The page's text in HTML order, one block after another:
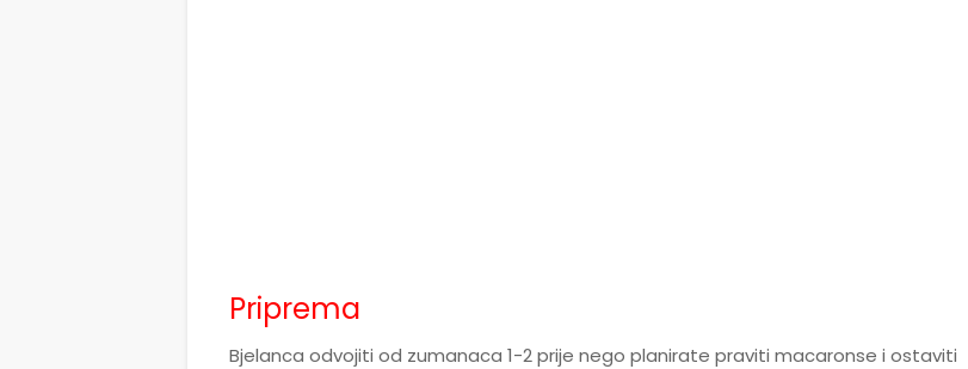
Priprema
Bjelanca odvojiti od zumanaca 1-2 prije nego planirate praviti macaronse i ostaviti